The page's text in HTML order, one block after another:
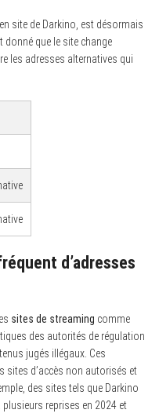
site de Darkino, est désormais
donné que le site change
les adresses alternatives qui
d’adresses
sites de streaming comme
des autorités de régulation
jugés illégaux. Ces
sites d’accès non autorisés et
des sites tels que Darkino
reprises en 2024 et